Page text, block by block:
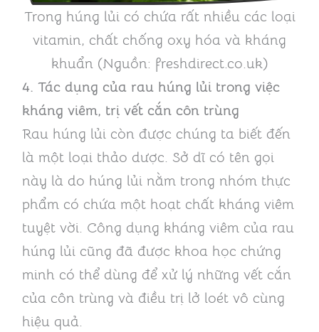
Trong húng lủi có chứa rất nhiều các loại
vitamin, chất chống oxy hóa và kháng
khuẩn (Nguồn: freshdirect.co.uk)
4. Tác dụng của rau húng lủi trong việc
kháng viêm, trị vết cắn côn trùng
Rau húng lủi còn được chúng ta biết đến
là một loại thảo dược. Sở dĩ có tên gọi
này là do húng lủi nằm trong nhóm thực
phẩm có chứa một hoạt chất kháng viêm
tuyệt vời. Công dụng kháng viêm của rau
húng lủi cũng đã được khoa học chứng
minh có thể dùng để xử lý những vết cắn
của côn trùng và điều trị lở loét vô cùng
hiệu quả.